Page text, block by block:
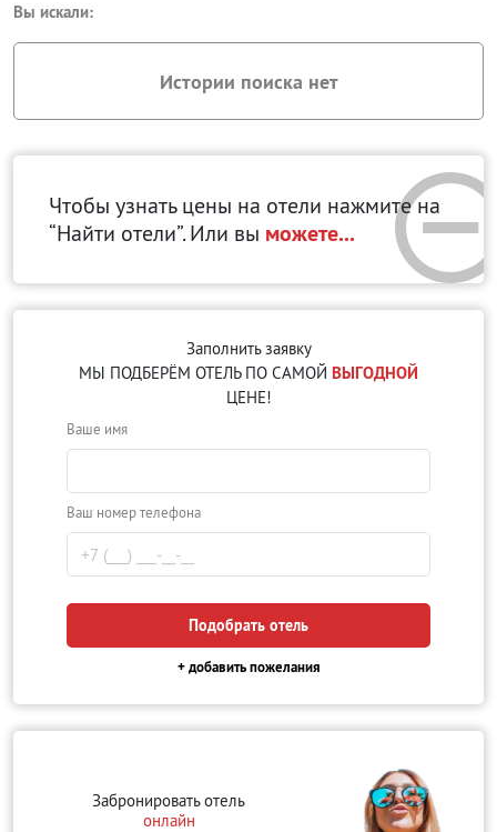
Вы искали:
Истории поиска нет
Чтобы узнать цены на отели нажмите на
“Найти отели”. Или вы можете...
Заполнить заявку
МЫ ПОДБЕРЁМ ОТЕЛЬ ПО САМОЙ ВЫГОДНОЙ
ЦЕНЕ!
Ваше имя
Ваш номер телефона
Подобрать отель
+ добавить пожелания
Забронировать отель
онлайн